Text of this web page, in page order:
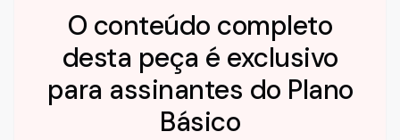
O conteúdo completo
desta peça é exclusivo
para assinantes do Plano
Básico